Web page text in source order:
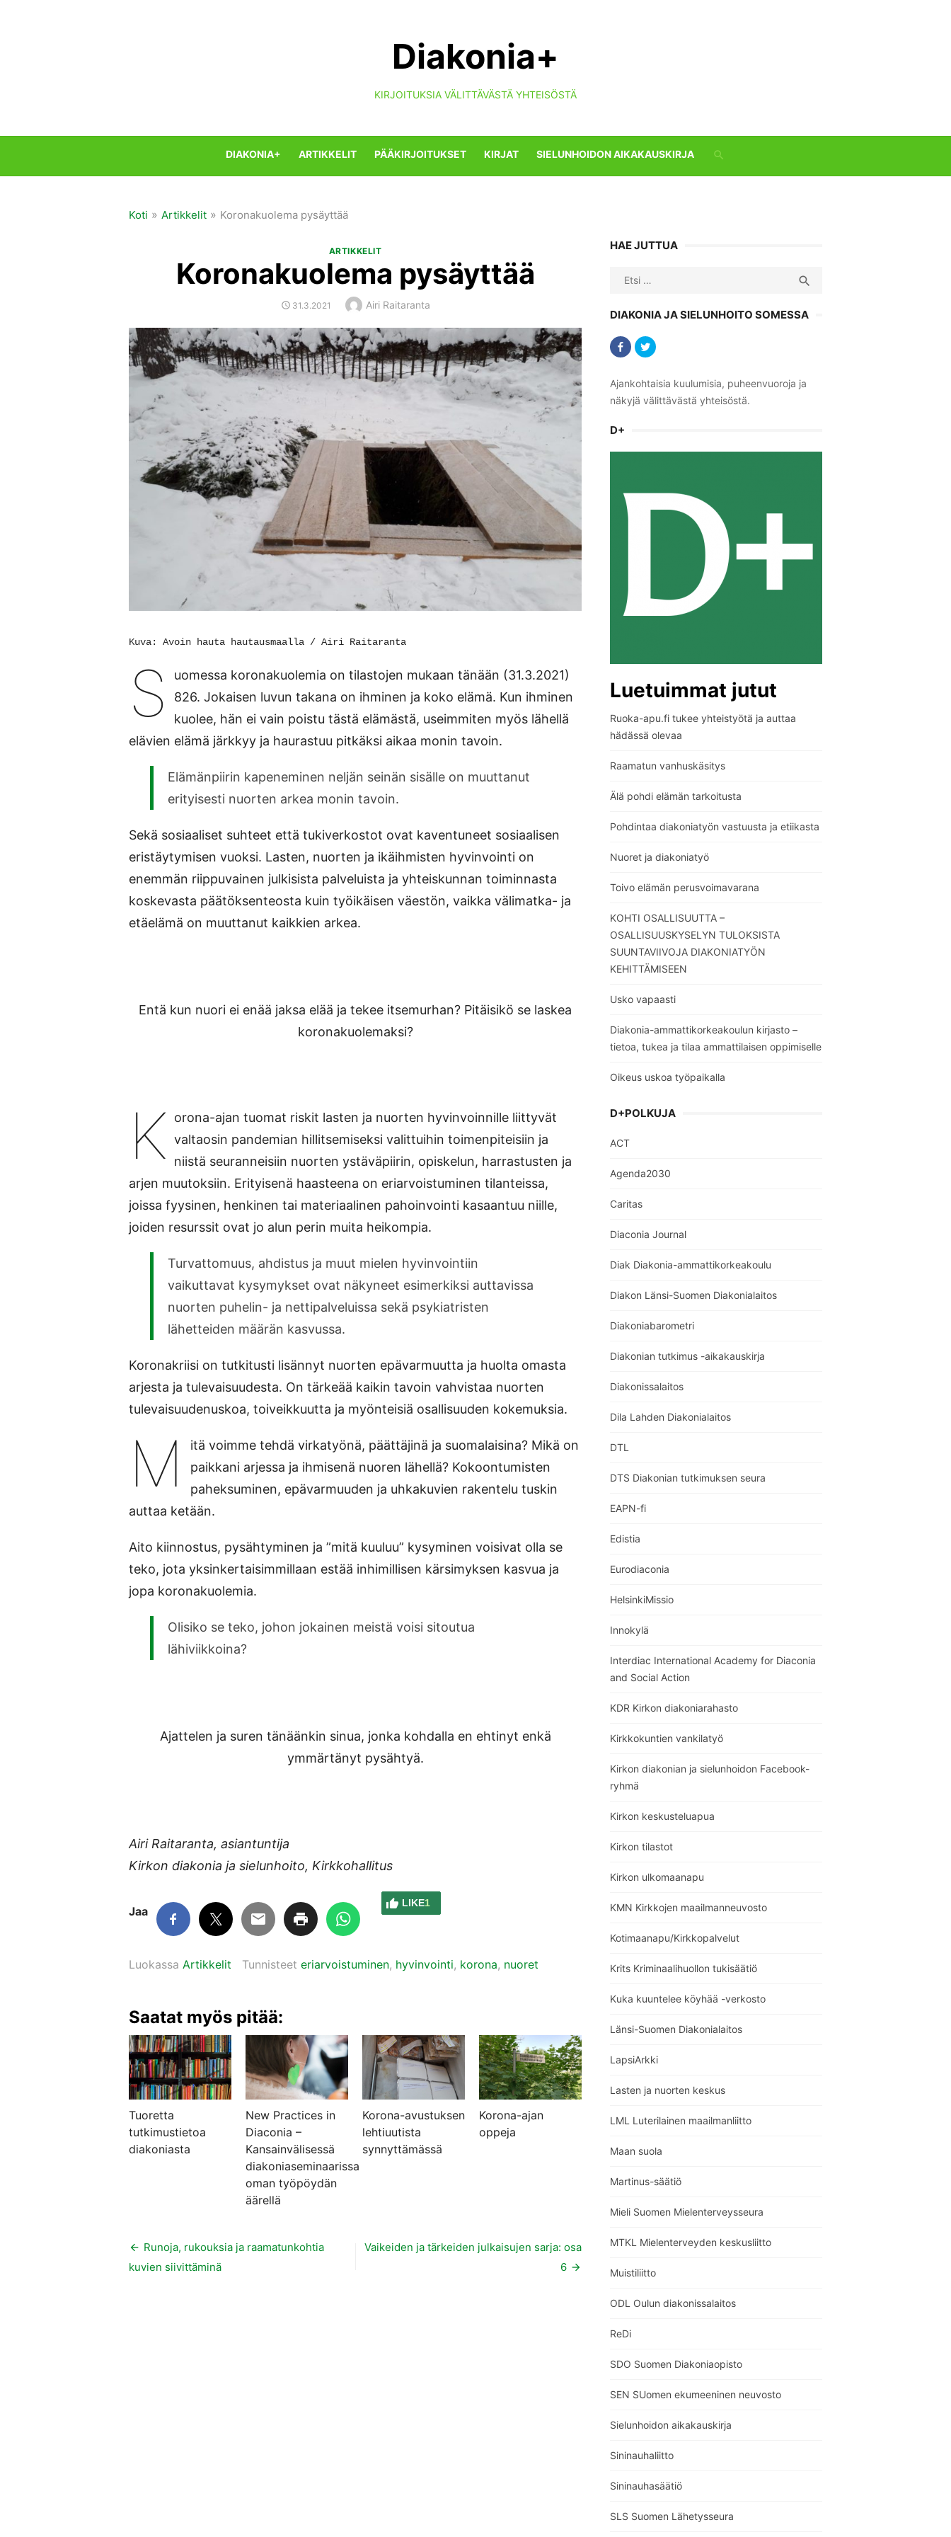
Diakonia+
KIRJOITUKSIA VÄLITTÄVÄSTÄ YHTEISÖSTÄ
DIAKONIA+ ARTIKKELIT PÄÄKIRJOITUKSET KIRJAT SIELUNHOIDON AIKAKAUSKIRJA
Koti » Artikkelit » Koronakuolema pysäyttää
ARTIKKELIT
Koronakuolema pysäyttää
POSTED
31.3.2021 Author
Airi Raitaranta
Kuva: Avoin hauta hautausmaalla / Airi Raitaranta
S
uomessa koronakuolemia on tilastojen mukaan tänään (31.3.2021)
826. Jokaisen luvun takana on ihminen ja koko elämä. Kun ihminen
kuolee, hän ei vain poistu tästä elämästä, useimmiten myös lähellä
elävien elämä järkkyy ja haurastuu pitkäksi aikaa monin tavoin.
Elämänpiirin kapeneminen neljän seinän sisälle on muuttanut
erityisesti nuorten arkea monin tavoin.
Sekä sosiaaliset suhteet että tukiverkostot ovat kaventuneet sosiaalisen
eristäytymisen vuoksi. Lasten, nuorten ja ikäihmisten hyvinvointi on
enemmän riippuvainen julkisista palveluista ja yhteiskunnan toiminnasta
koskevasta päätöksenteosta kuin työikäisen väestön, vaikka välimatka- ja
etäelämä on muuttanut kaikkien arkea.
Entä kun nuori ei enää jaksa elää ja tekee itsemurhan? Pitäisikö se laskea
koronakuolemaksi?
K
orona-ajan tuomat riskit lasten ja nuorten hyvinvoinnille liittyvät
valtaosin pandemian hillitsemiseksi valittuihin toimenpiteisiin ja
niistä seuranneisiin nuorten ystäväpiirin, opiskelun, harrastusten ja
arjen muutoksiin. Erityisenä haasteena on eriarvoistuminen tilanteissa,
joissa fyysinen, henkinen tai materiaalinen pahoinvointi kasaantuu niille,
joiden resurssit ovat jo alun perin muita heikompia.
Turvattomuus, ahdistus ja muut mielen hyvinvointiin
vaikuttavat kysymykset ovat näkyneet esimerkiksi auttavissa
nuorten puhelin- ja nettipalveluissa sekä psykiatristen
lähetteiden määrän kasvussa.
Koronakriisi on tutkitusti lisännyt nuorten epävarmuutta ja huolta omasta
arjesta ja tulevaisuudesta. On tärkeää kaikin tavoin vahvistaa nuorten
tulevaisuudenuskoa, toiveikkuutta ja myönteisiä osallisuuden kokemuksia.
M
itä voimme tehdä virkatyönä, päättäjinä ja suomalaisina? Mikä on
paikkani arjessa ja ihmisenä nuoren lähellä? Kokoontumisten
paheksuminen, epävarmuuden ja uhkakuvien rakentelu tuskin
auttaa ketään.
Aito kiinnostus, pysähtyminen ja ”mitä kuuluu” kysyminen voisivat olla se
teko, jota yksinkertaisimmillaan estää inhimillisen kärsimyksen kasvua ja
jopa koronakuolemia.
Olisiko se teko, johon jokainen meistä voisi sitoutua
lähiviikkoina?
Ajattelen ja suren tänäänkin sinua, jonka kohdalla en ehtinyt enkä
ymmärtänyt pysähtyä.
Airi Raitaranta, asiantuntija
Kirkon diakonia ja sielunhoito, Kirkkohallitus
LIKE1
Jaa
Luokassa Artikkelit Tunnisteet eriarvoistuminen, hyvinvointi, korona, nuoret
Saatat myös pitää:
Tuoretta
tutkimustietoa
diakoniasta
New Practices in
Diaconia –
Kansainvälisessä
diakoniaseminaarissa
oman työpöydän
äärellä
Korona-avustuksen
lehtiuutista
synnyttämässä
Korona-ajan
oppeja
Artikkelien
selaus
Runoja, rukouksia ja raamatunkohtia
kuvien siivittäminä
Vaikeiden ja tärkeiden julkaisujen sarja: osa
6
HAE JUTTUA
Search

DIAKONIA JA SIELUNHOITO SOMESSA
Ajankohtaisia kuulumisia, puheenvuoroja ja
näkyjä välittävästä yhteisöstä.
D+
Luetuimmat jutut
Ruoka-apu.fi tukee yhteistyötä ja auttaa
hädässä olevaa
Raamatun vanhuskäsitys
Älä pohdi elämän tarkoitusta
Pohdintaa diakoniatyön vastuusta ja etiikasta
Nuoret ja diakoniatyö
Toivo elämän perusvoimavarana
KOHTI OSALLISUUTTA –
OSALLISUUSKYSELYN TULOKSISTA
SUUNTAVIIVOJA DIAKONIATYÖN
KEHITTÄMISEEN
Usko vapaasti
Diakonia-ammattikorkeakoulun kirjasto –
tietoa, tukea ja tilaa ammattilaisen oppimiselle
Oikeus uskoa työpaikalla
D+POLKUJA
ACT
Agenda2030
Caritas
Diaconia Journal
Diak Diakonia-ammattikorkeakoulu
Diakon Länsi-Suomen Diakonialaitos
Diakoniabarometri
Diakonian tutkimus -aikakauskirja
Diakonissalaitos
Dila Lahden Diakonialaitos
DTL
DTS Diakonian tutkimuksen seura
EAPN-fi
Edistia
Eurodiaconia
HelsinkiMissio
Innokylä
Interdiac International Academy for Diaconia
and Social Action
KDR Kirkon diakoniarahasto
Kirkkokuntien vankilatyö
Kirkon diakonian ja sielunhoidon Facebook-
ryhmä
Kirkon keskusteluapua
Kirkon tilastot
Kirkon ulkomaanapu
KMN Kirkkojen maailmanneuvosto
Kotimaanapu/Kirkkopalvelut
Krits Kriminaalihuollon tukisäätiö
Kuka kuuntelee köyhää -verkosto
Länsi-Suomen Diakonialaitos
LapsiArkki
Lasten ja nuorten keskus
LML Luterilainen maailmanliitto
Maan suola
Martinus-säätiö
Mieli Suomen Mielenterveysseura
MTKL Mielenterveyden keskusliitto
Muistiliitto
ODL Oulun diakonissalaitos
ReDi
SDO Suomen Diakoniaopisto
SEN SUomen ekumeeninen neuvosto
Sielunhoidon aikakauskirja
Sininauhaliitto
Sininauhasäätiö
SLS Suomen Lähetysseura